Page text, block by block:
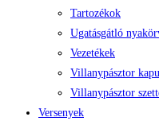
Tartozékok
Ugatásgátló
Vezetékek
Villanypásztor
Villanypásztor
Versenyek